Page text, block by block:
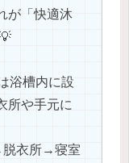
「快適沐
浴槽内に設
所や手元に
脱衣所→寝室